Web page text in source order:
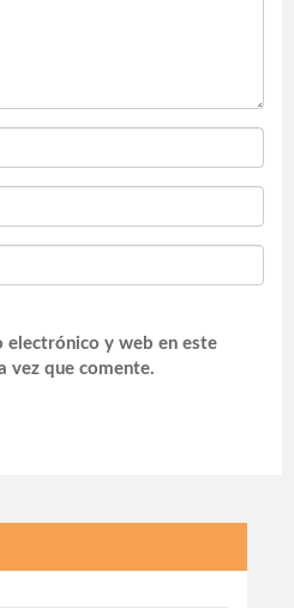
electrónico y web en este
vez que comente.